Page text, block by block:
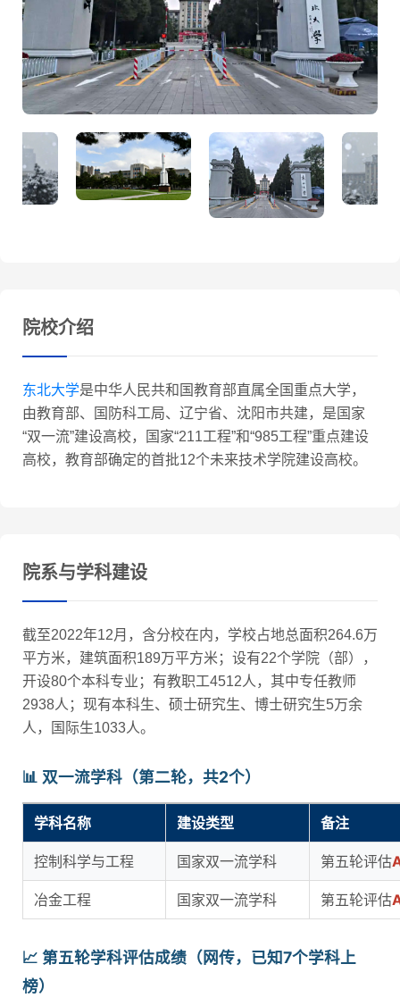
院校介绍
东北大学是中华人民共和国教育部直属全国重点大学，
由教育部、国防科工局、辽宁省、沈阳市共建，是国家
“双一流”建设高校，国家“211工程”和“985工程”重点建设
高校，教育部确定的首批12个未来技术学院建设高校。
院系与学科建设
截至2022年12月，含分校在内，学校占地总面积264.6万
平方米，建筑面积189万平方米；设有22个学院（部），
开设80个本科专业；有教职工4512人，其中专任教师
2938人；现有本科生、硕士研究生、博士研究生5万余
人，国际生1033人。
📊 双一流学科（第二轮，共2个）
学科名称 建设类型 备注
控制科学与工程 国家双一流学科 第五轮评估
冶金工程 国家双一流学科 第五轮评估
📈 第五轮学科评估成绩（网传，已知7个学科上
榜）